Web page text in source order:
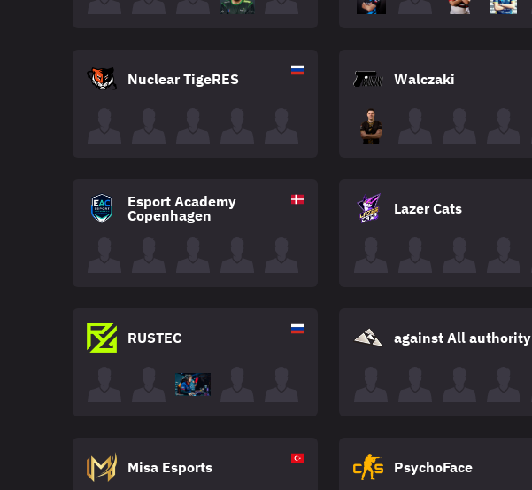
Nuclear TigeRES Walczaki
Esport Academy
Copenhagen
Lazer Cats
RUSTEC against All authority
Misa Esports PsychoFace